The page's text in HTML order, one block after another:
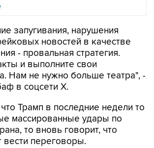
запугивания, нарушения
новостей в качестве
- провальная стратегия.
и выполните свои
Нам не нужно больше театра", -
в соцсети X.
Трамп в последние недели то
массированные удары по
то вновь говорит, что
вести переговоры.